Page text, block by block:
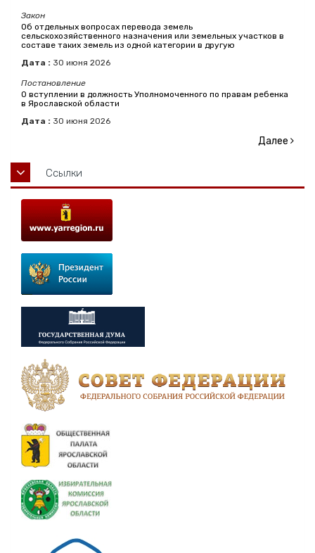
Закон
Об отдельных вопросах перевода земель
сельскохозяйственного назначения или земельных участков в
составе таких земель из одной категории в другую
Дата : 30 июня 2026
Постановление
О вступлении в должность Уполномоченного по правам ребенка
в Ярославской области
Дата : 30 июня 2026
Далее
Ссылки